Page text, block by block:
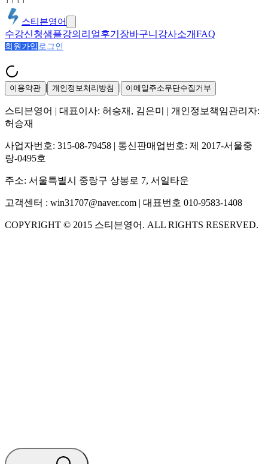
스티븐영어
수강신청샘플강의 리얼후기 장바구니 강사소개FAQ
회원가입 로그인
이용약관 | 개인정보처리방침 | 이메일주소무단수집거부
스티븐영어 | 대표이사: 허승재, 김은미
| 개인정보책임관리자:
허승재
사업자번호: 315-08-79458 | 통신판매업번호: 제 2017-서울중
랑-0495호
주소: 서울특별시 중랑구 상봉로 7, 서일타운
고객센터 : win31707@naver.com | 대표번호 010-9583-1408
COPYRIGHT © 2015 스티븐영어 . ALL RIGHTS RESERVED.